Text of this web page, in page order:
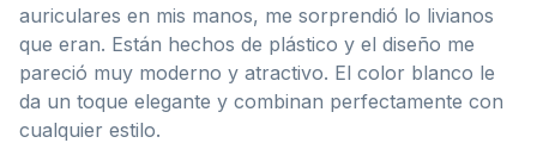
auriculares en mis manos, me sorprendió lo livianos
que eran. Están hechos de plástico y el diseño me
pareció muy moderno y atractivo. El color blanco le
da un toque elegante y combinan perfectamente con
cualquier estilo.